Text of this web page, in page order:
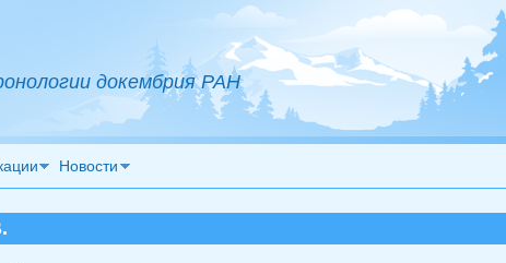
докембрия РАН
Новости